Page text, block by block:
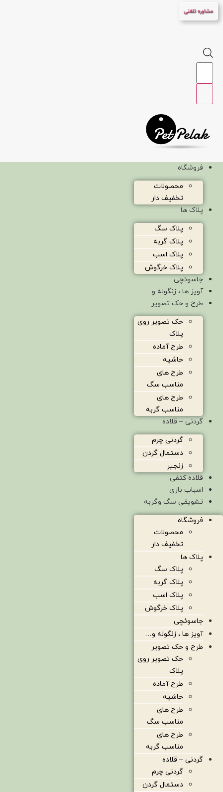
پرش
به
مشاوره تلفنی
Products
فروشگاه
محصولات
تخفیف دار
پلاک ها
پلاک سگ
پلاک گربه
پلاک اسب
پلاک خرگوش
جاسوئچی
آویز ها ، زنگوله و…
طرح و حک تصویر
حک تصویر روی
پلاک
طرح آماده
حاشیه
طرح های
مناسب سگ
طرح های
مناسب گربه
گردنی – قلاده
گردنی چرم
دستمال گردن
زنجیر
قلاده کتفی
اسباب بازی
تشویقی سگ وگربه
فروشگاه
محصولات
تخفیف دار
پلاک ها
پلاک سگ
پلاک گربه
پلاک اسب
پلاک خرگوش
جاسوئچی
آویز ها ، زنگوله و…
طرح و حک تصویر
حک تصویر روی
پلاک
طرح آماده
حاشیه
طرح های
مناسب سگ
طرح های
مناسب گربه
گردنی – قلاده
گردنی چرم
دستمال گردن